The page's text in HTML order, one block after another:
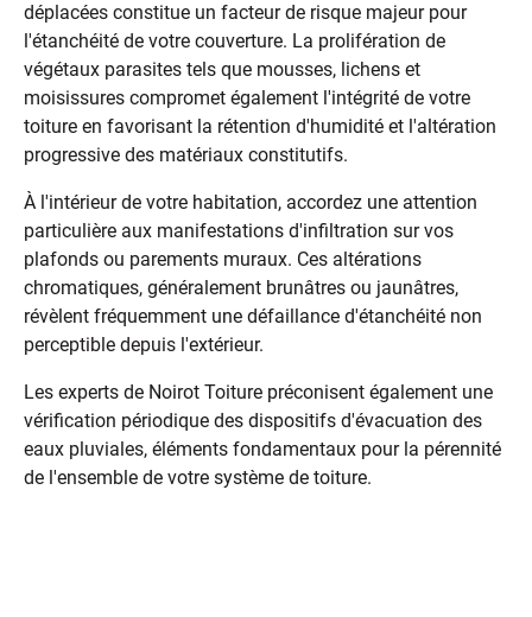
déplacées constitue un facteur de risque majeur pour
l'étanchéité de votre couverture. La prolifération de
végétaux parasites tels que mousses, lichens et
moisissures compromet également l'intégrité de votre
toiture en favorisant la rétention d'humidité et l'altération
progressive des matériaux constitutifs.
À l'intérieur de votre habitation, accordez une attention
particulière aux manifestations d'infiltration sur vos
plafonds ou parements muraux. Ces altérations
chromatiques, généralement brunâtres ou jaunâtres,
révèlent fréquemment une défaillance d'étanchéité non
perceptible depuis l'extérieur.
Les experts de Noirot Toiture préconisent également une
vérification périodique des dispositifs d'évacuation des
eaux pluviales, éléments fondamentaux pour la pérennité
de l'ensemble de votre système de toiture.